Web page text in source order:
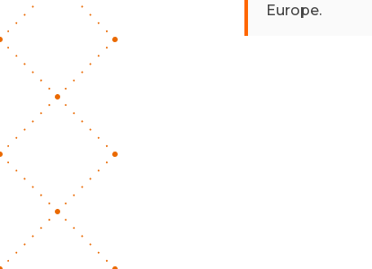
Europe.